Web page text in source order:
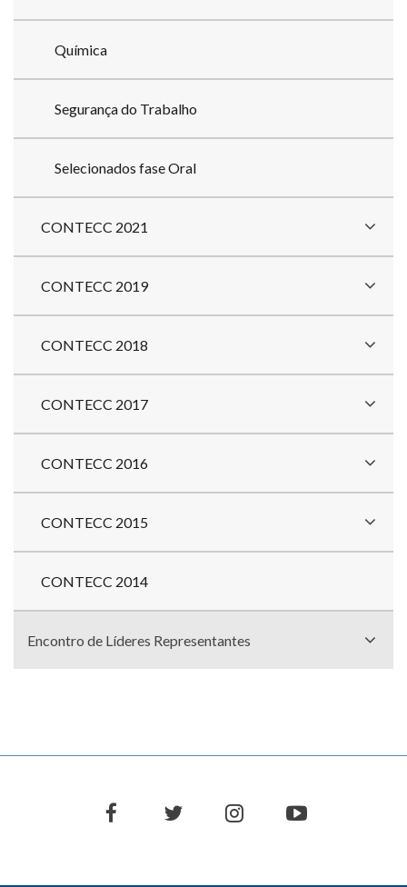
Química
Segurança do Trabalho
Selecionados fase Oral
CONTECC 2021
CONTECC 2019
CONTECC 2018
CONTECC 2017
CONTECC 2016
CONTECC 2015
CONTECC 2014
Encontro de Líderes Representantes
facebooktwitter instagramyoutube